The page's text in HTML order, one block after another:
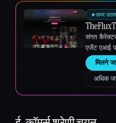
★ऊपर
संगत
एजेंट एआई
मिलने
अधिक